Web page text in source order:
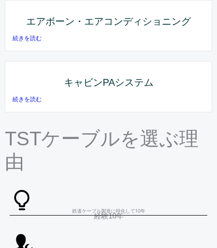
エアボーン・エアコンディショニング
続きを読む
キャビンPAシステム
続きを読む
TSTケーブルを選ぶ理
由
経験10年
鉄道ケーブル製造に特化して10年